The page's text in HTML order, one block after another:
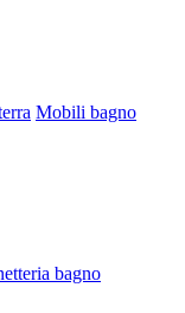
Mobili bagno
bagno